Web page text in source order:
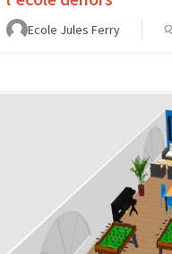
Ecole Jules Ferry